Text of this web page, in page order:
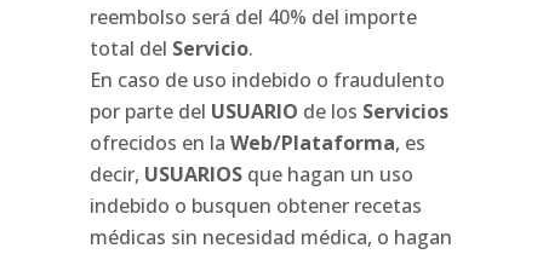
reembolso será del 40% del importe
total del Servicio.
En caso de uso indebido o fraudulento
por parte del USUARIO de los Servicios
ofrecidos en la Web/Plataforma, es
decir, USUARIOS que hagan un uso
indebido o busquen obtener recetas
médicas sin necesidad médica, o hagan